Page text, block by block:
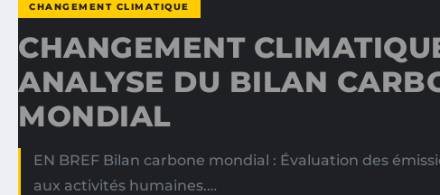
CHANGEMENT CLIMATIQUE
CHANGEMENT
ANALYSE DU BILAN
MONDIAL
EN BREF Bilan carbone mondial : Évaluation des
aux activités humaines.…